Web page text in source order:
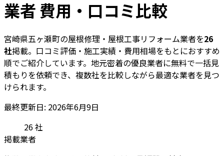
業者 費用・口コミ比較
宮崎県五ヶ瀬町の屋根修理・屋根工事リフォーム業者を26
社掲載。口コミ評価・施工実績・費用相場をもとにおすすめ
順でご紹介しています。地元密着の優良業者に無料で一括見
積もりを依頼でき、複数社を比較しながら最適な業者を見つ
けられます。
最終更新日: 2026年6月9日
26社
掲載業者